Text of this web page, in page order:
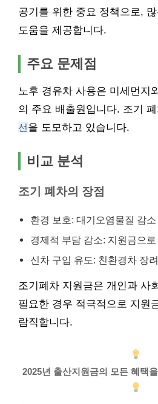
공기를 위한 중요 정책으로,
도움을 제공합니다.
주요 문제점
노후 경유차 사용은 미세먼지
의 주요 배출원입니다. 조기
선을 도모하고 있습니다.
비교 분석
조기 폐차의 장점
환경 보호: 대기오염물질 감소
경제적 부담 감소: 지원금으
신차 구입 유도: 친환경차 장려
조기폐차 지원금은 개인과 사
필요한 경우 적극적으로 지원
람직합니다.
2025년 출산지원금의 모든 혜택